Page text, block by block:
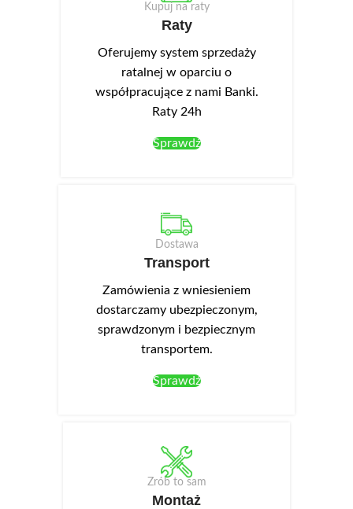
Kupuj na raty
Raty
Oferujemy system sprzedaży
ratalnej w oparciu o
współpracujące z nami Banki.
Raty 24h
Sprawdź
Dostawa
Transport
Zamówienia z wniesieniem
dostarczamy ubezpieczonym,
sprawdzonym i bezpiecznym
transportem.
Sprawdź
Zrób to sam
Montaż